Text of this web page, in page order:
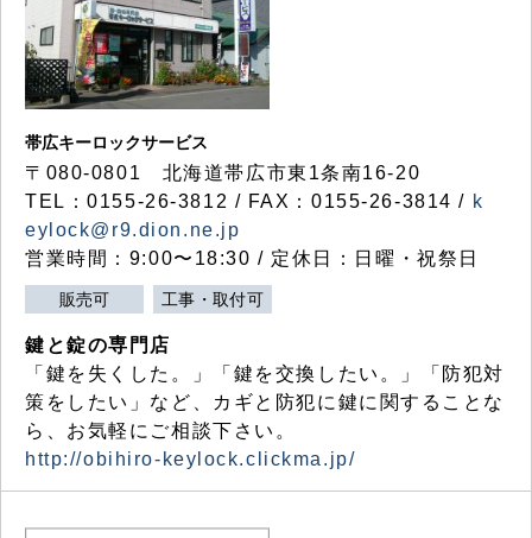
帯広キーロックサービス
〒080-0801 北海道帯広市東1条南16-20
TEL：0155-26-3812 / FAX：0155-26-3814 / k
eylock@r9.dion.ne.jp
営業時間：9:00〜18:30 / 定休日：日曜・祝祭日
販売可 工事・取付可
鍵と錠の専門店
「鍵を失くした。」「鍵を交換したい。」「防犯対
策をしたい」など、カギと防犯に鍵に関することな
ら、お気軽にご相談下さい。
http://obihiro-keylock.clickma.jp/